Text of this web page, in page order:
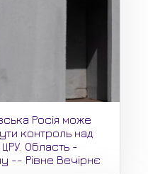
Росія може
контроль над
Область -
-- Рівне Вечірнє